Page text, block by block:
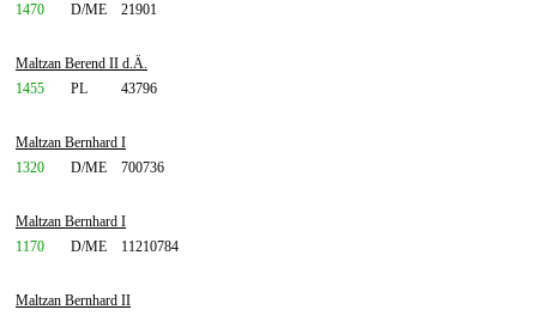
1470
D/ME 21901
Maltzan Berend II d.Ä.
1455
PL 43796
Maltzan Bernhard I
1320
D/ME 700736
Maltzan Bernhard I
1170
D/ME 11210784
Maltzan Bernhard II